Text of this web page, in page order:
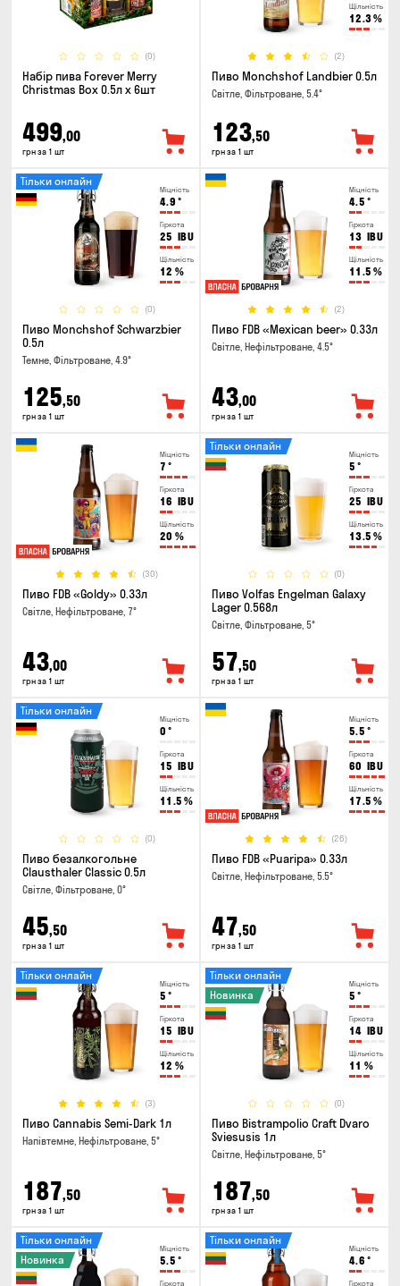
(0)
Набір пива Forever Merry
Christmas Box 0.5л x 6шт
499,00
грн за 1 шт
Щільність
12.3%
(2)
Пиво Monchshof Landbier 0.5л
Світле, Фільтроване, 5.4°
123,50
грн за 1 шт
Міцність
4.9 °
Гіркота
25 IBU
Щільність
12 %
(0)
Тільки онлайн
Пиво Monchshof Schwarzbier
0.5л
Темне, Фільтроване, 4.9°
125,50
грн за 1 шт
Міцність
4.5 °
Гіркота
13 IBU
Щільність
11.5 %
(2)
Пиво FDB «Mexican beer» 0.33л
Світле, Нефільтроване, 4.5°
43,00
грн за 1 шт
Міцність
7 °
Гіркота
16 IBU
Щільність
20 %
(30)
Пиво FDB «Goldy» 0.33л
Світле, Нефільтроване, 7°
43,00
грн за 1 шт
Міцність
5 °
Гіркота
25 IBU
Щільність
13.5 %
(0)
Тільки онлайн
Пиво Volfas Engelman Galaxy
Lager 0.568л
Світле, Фільтроване, 5°
57,50
грн за 1 шт
Міцність
0 °
Гіркота
15 IBU
Щільність
11.5 %
(0)
Тільки онлайн
Пиво безалкогольне
Clausthaler Classic 0.5л
Світле, Фільтроване, 0°
45,50
грн за 1 шт
Міцність
5.5 °
Гіркота
60 IBU
Щільність
17.5 %
(26)
Пиво FDB «Puaripa» 0.33л
Світле, Нефільтроване, 5.5°
47,50
грн за 1 шт
Міцність
5 °
Гіркота
15 IBU
Щільність
12 %
(3)
Тільки онлайн
Пиво Cannabis Semi-Dark 1л
Напівтемне, Нефільтроване, 5°
187,50
грн за 1 шт
Міцність
5 °
Гіркота
14 IBU
Щільність
11 %
(0)
Тільки онлайн
Новинка
Пиво Bistrampolio Craft Dvaro
Sviesusis 1л
Світле, Нефільтроване, 5°
187,50
грн за 1 шт
Міцність
5.5 °
Гіркота
Тільки онлайн
Новинка
Міцність
4.6 °
Гіркота
Тільки онлайн